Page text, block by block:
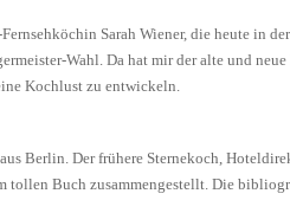
Sarah Wiener, die heute in
Wahl. Da hat mir der alte und
Kochlust zu entwickeln.
Berlin. Der frühere Sternekoch,
tollen Buch zusammengestellt. Die